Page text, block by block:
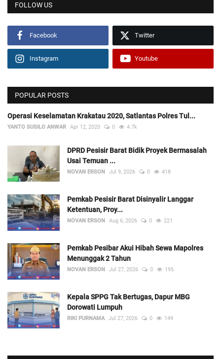
FOLLOW US
Facebook Twitter
Instagram Youtube
POPULAR POSTS
Operasi Keselamatan Krakatau 2020, Satlantas Polres Tul...
YANTO SUSILO ANWAR Apr 12, 2020 0 4.7k
DPRD Pesisir Barat Bidik Proyek Bermasalah
Usai Temuan ...
NOVAN ERSON Jul 9, 2026 0 418
Pemkab Pesisir Barat Disinyalir Langgar
Ketentuan, Proy...
NOVAN ERSON Aug 6, 2026 0 221
Pemkab Pesibar Akui Hibah Sewa Mapolres
Menunggak 2 Tahun
NOVAN ERSON Jul 27, 2026 0 195
Kepala SPPG Tak Bertugas, Dapur MBG
Dorowati Lumpuh
RIKI PURNAMA Jul 27, 2026 0 149